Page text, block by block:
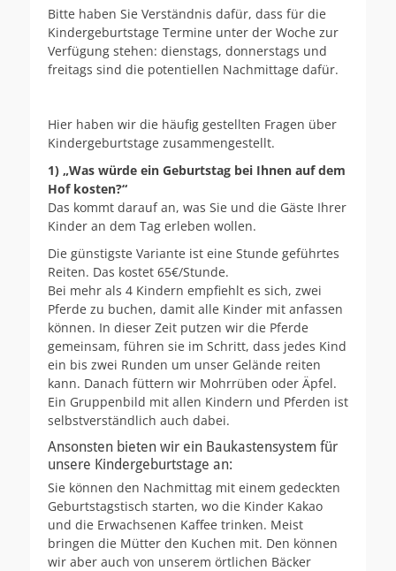
Bitte haben Sie Verständnis dafür, dass für die
Kindergeburtstage Termine unter der Woche zur
Verfügung stehen: dienstags, donnerstags und
freitags sind die potentiellen Nachmittage dafür.
Hier haben wir die häufig gestellten Fragen über
Kindergeburtstage zusammengestellt.
1) „Was würde ein Geburtstag bei Ihnen auf dem
Hof kosten?“
Das kommt darauf an, was Sie und die Gäste Ihrer
Kinder an dem Tag erleben wollen.
Die günstigste Variante ist eine Stunde geführtes
Reiten. Das kostet 65€/Stunde.
Bei mehr als 4 Kindern empfiehlt es sich, zwei
Pferde zu buchen, damit alle Kinder mit anfassen
können. In dieser Zeit putzen wir die Pferde
gemeinsam, führen sie im Schritt, dass jedes Kind
ein bis zwei Runden um unser Gelände reiten
kann. Danach füttern wir Mohrrüben oder Äpfel.
Ein Gruppenbild mit allen Kindern und Pferden ist
selbstverständlich auch dabei.
Ansonsten bieten wir ein Baukastensystem für
unsere Kindergeburtstage an:
Sie können den Nachmittag mit einem gedeckten
Geburtstagstisch starten, wo die Kinder Kakao
und die Erwachsenen Kaffee trinken. Meist
bringen die Mütter den Kuchen mit. Den können
wir aber auch von unserem örtlichen Bäcker